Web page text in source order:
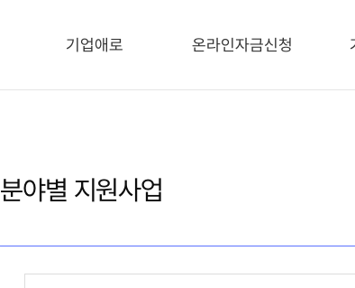
기업애로 온라인자금신청
분야별 지원사업